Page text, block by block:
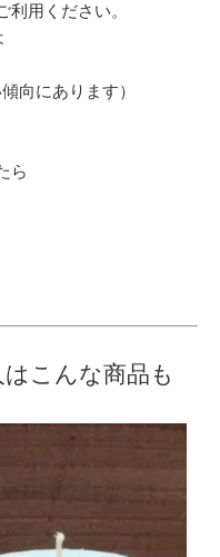
用ください。
向にあります）
ら
はこんな商品も